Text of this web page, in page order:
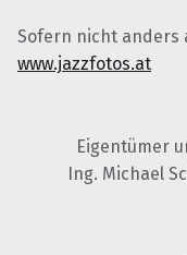
Sofern nicht anders
www.jazzfotos.at
Eigentümer
Ing. Michael